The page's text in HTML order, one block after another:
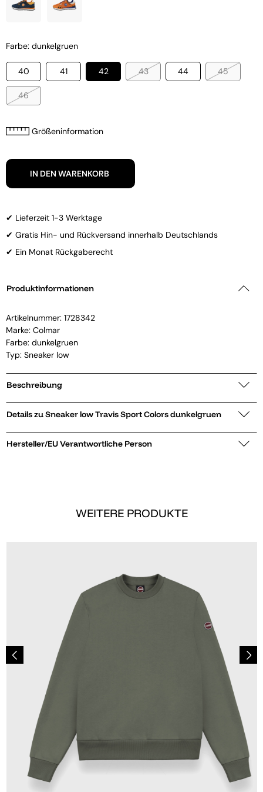
Farbe: dunkelgruen
40 41 42 43 44 45
46
Größeninformation
IN DEN WARENKORB
✔ Lieferzeit 1-3 Werktage
✔ Gratis Hin- und Rückversand innerhalb Deutschlands
✔ Ein Monat Rückgaberecht
Produktinformationen
Artikelnummer: 1728342
Marke: Colmar
Farbe: dunkelgruen
Typ: Sneaker low
Beschreibung
Details zu Sneaker low Travis Sport Colors dunkelgruen
Hersteller/EU Verantwortliche Person
WEITERE PRODUKTE